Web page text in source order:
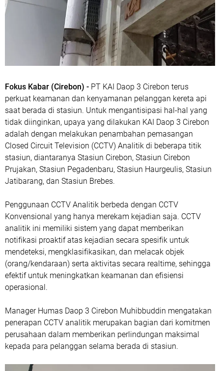
Fokus Kabar (Cirebon) - PT KAI Daop 3 Cirebon terus
perkuat keamanan dan kenyamanan pelanggan kereta api
saat berada di stasiun. Untuk mengantisipasi hal-hal yang
tidak diinginkan, upaya yang dilakukan KAI Daop 3 Cirebon
adalah dengan melakukan penambahan pemasangan
Closed Circuit Television (CCTV) Analitik di beberapa titik
stasiun, diantaranya Stasiun Cirebon, Stasiun Cirebon
Prujakan, Stasiun Pegadenbaru, Stasiun Haurgeulis, Stasiun
Jatibarang, dan Stasiun Brebes.
Penggunaan CCTV Analitik berbeda dengan CCTV
Konvensional yang hanya merekam kejadian saja. CCTV
analitik ini memiliki sistem yang dapat memberikan
notifikasi proaktif atas kejadian secara spesifik untuk
mendeteksi, mengklasifikasikan, dan melacak objek
(orang/kendaraan) serta aktivitas secara realtime, sehingga
efektif untuk meningkatkan keamanan dan efisiensi
operasional.
Manager Humas Daop 3 Cirebon Muhibbuddin mengatakan
penerapan CCTV analitik merupakan bagian dari komitmen
perusahaan dalam memberikan perlindungan maksimal
kepada para pelanggan selama berada di stasiun.